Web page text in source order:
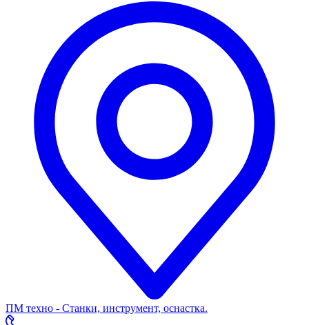
ПМ техно - Станки, инструмент, оснастка.